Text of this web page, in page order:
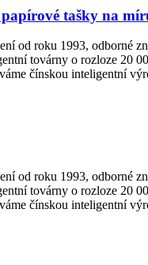
tašky na
od roku 1993, odborné
továrny o rozloze 20
čínskou inteligentní
od roku 1993, odborné
továrny o rozloze 20
čínskou inteligentní